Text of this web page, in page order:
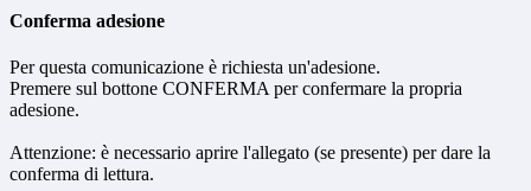
Conferma adesione
Per questa comunicazione è richiesta un'adesione.
Premere sul bottone CONFERMA per confermare la propria
adesione.
Attenzione: è necessario aprire l'allegato (se presente) per dare la
conferma di lettura.